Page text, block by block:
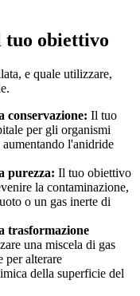
tuo obiettivo
e quale utilizzare,
conservazione: Il tuo
per gli organismi
l'anidride
purezza: Il tuo obiettivo
la contaminazione,
o un gas inerte di
trasformazione
una miscela di gas
per alterare
della superficie del